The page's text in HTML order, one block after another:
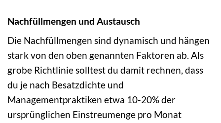
Nachfüllmengen und Austausch
Die Nachfüllmengen sind dynamisch und hängen
stark von den oben genannten Faktoren ab. Als
grobe Richtlinie solltest du damit rechnen, dass
du je nach Besatzdichte und
Managementpraktiken etwa 10-20% der
ursprünglichen Einstreumenge pro Monat